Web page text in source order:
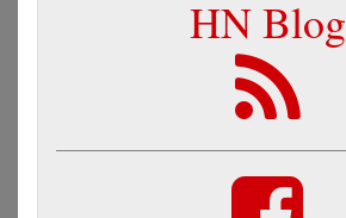
HN Blog